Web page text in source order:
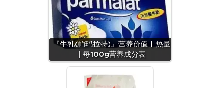
『牛乳(帕玛拉特)』营养价值 | 热量
| 每100g营养成分表